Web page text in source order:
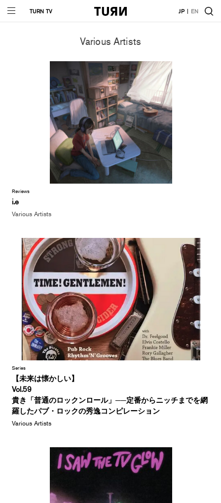
TURN TV JP EN
Various Artists
Reviews
i.e
Various Artists
Series
【未来は懐かしい】
Vol.59
貴き「普通のロックンロール」──定番からニッチまでを網
羅したパブ・ロックの秀逸コンピレーション
Various Artists